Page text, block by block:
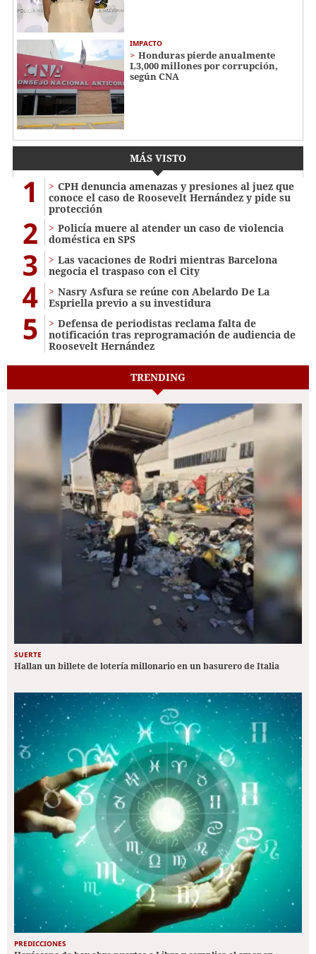
IMPACTO
Honduras pierde anualmente
L3,000 millones por corrupción,
según CNA
MÁS VISTO
1
CPH denuncia amenazas y presiones al juez que
conoce el caso de Roosevelt Hernández y pide su
protección
2
Policía muere al atender un caso de violencia
doméstica en SPS
3
Las vacaciones de Rodri mientras Barcelona
negocia el traspaso con el City
4
Nasry Asfura se reúne con Abelardo De La
Espriella previo a su investidura
5
Defensa de periodistas reclama falta de
notificación tras reprogramación de audiencia de
Roosevelt Hernández
TRENDING
SUERTE
Hallan un billete de lotería millonario en un basurero de Italia
PREDICCIONES